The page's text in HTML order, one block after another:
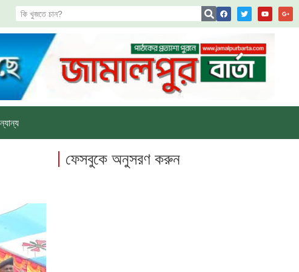
ফেসবুকে অনুসরণ করুন